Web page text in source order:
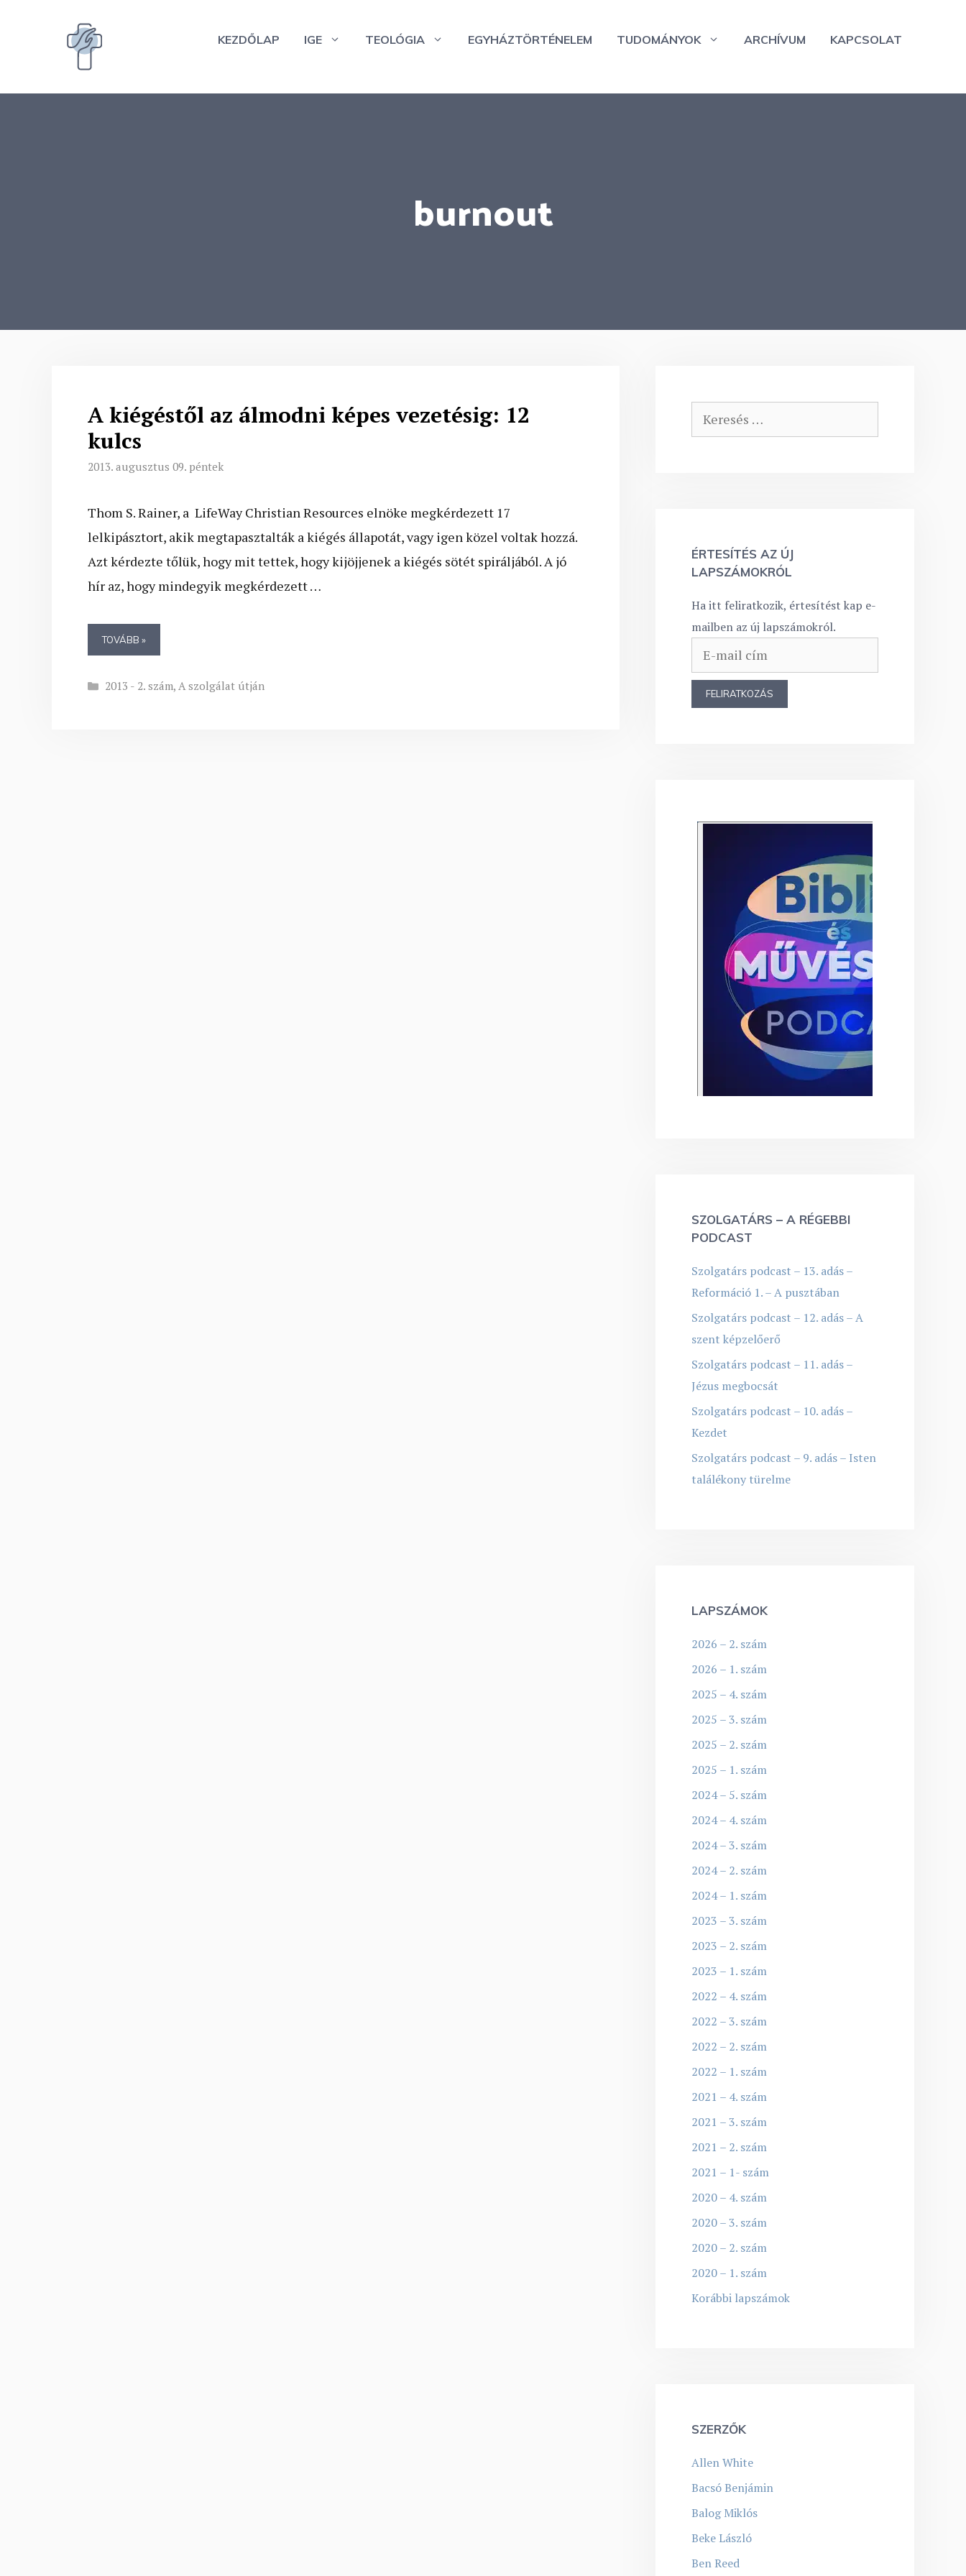
KEZDŐLAP IGE TEOLÓGIA EGYHÁZTÖRTÉNELEM TUDOMÁNYOK ARCHÍVUM KAPCSOLAT
burnout
A kiégéstől az álmodni képes vezetésig: 12
kulcs
2013. augusztus 09. péntek
Thom S. Rainer, a LifeWay Christian Resources elnöke megkérdezett 17
lelkipásztort, akik megtapasztalták a kiégés állapotát, vagy igen közel voltak hozzá.
Azt kérdezte tőlük, hogy mit tettek, hogy kijöjjenek a kiégés sötét spiráljából. A jó
hír az, hogy mindegyik megkérdezett …
TOVÁBB »
Kategória
2013 - 2. szám,A szolgálat útján
Keresés:
ÉRTESÍTÉS AZ ÚJ
LAPSZÁMOKRÓL
Ha itt feliratkozik, értesítést kap e-
mailben az új lapszámokról.
SZOLGATÁRS – A RÉGEBBI
PODCAST
Szolgatárs podcast – 13. adás –
Reformáció 1. – A pusztában
Szolgatárs podcast – 12. adás – A
szent képzelőerő
Szolgatárs podcast – 11. adás –
Jézus megbocsát
Szolgatárs podcast – 10. adás –
Kezdet
Szolgatárs podcast – 9. adás – Isten
találékony türelme
LAPSZÁMOK
2026 – 2. szám
2026 – 1. szám
2025 – 4. szám
2025 – 3. szám
2025 – 2. szám
2025 – 1. szám
2024 – 5. szám
2024 – 4. szám
2024 – 3. szám
2024 – 2. szám
2024 – 1. szám
2023 – 3. szám
2023 – 2. szám
2023 – 1. szám
2022 – 4. szám
2022 – 3. szám
2022 – 2. szám
2022 – 1. szám
2021 – 4. szám
2021 – 3. szám
2021 – 2. szám
2021 – 1- szám
2020 – 4. szám
2020 – 3. szám
2020 – 2. szám
2020 – 1. szám
Korábbi lapszámok
SZERZŐK
Allen White
Bacsó Benjámin
Balog Miklós
Beke László
Ben Reed